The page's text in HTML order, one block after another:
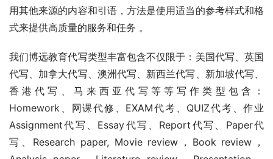
用其他来源的内容和引语，方法是使用适当的参考样式和格
式来提供高质量的服务和任务 。
我们博远教育代写类型丰富包含不仅限于：美国代写、英国
代写、加拿大代写、澳洲代写、新西兰代写、新加坡代写、
香港代写、马来西亚代写等等写作类型包含：
Homework、网课代修、EXAM代考、QUIZ代考、作业
Assignment代写、Essay代写、Report代写、Paper代
写、Research paper, Movie review，Book review，